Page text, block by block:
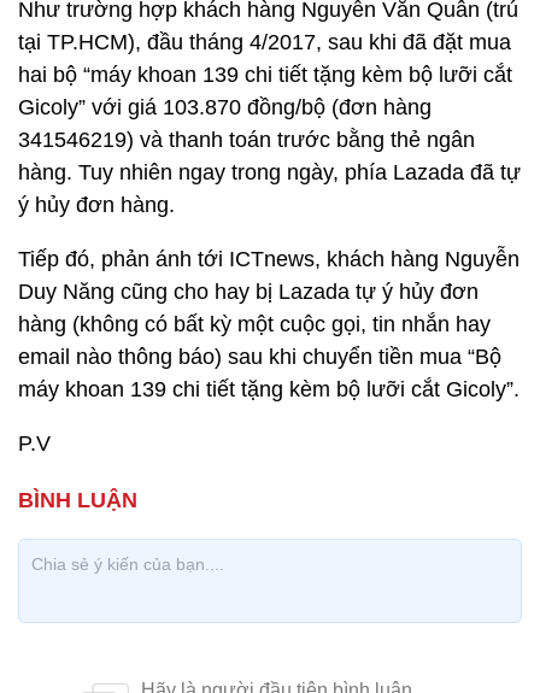
Như trường hợp khách hàng Nguyễn Văn Quân (trú
tại TP.HCM), đầu tháng 4/2017, sau khi đã đặt mua
hai bộ “máy khoan 139 chi tiết tặng kèm bộ lưỡi cắt
Gicoly” với giá 103.870 đồng/bộ (đơn hàng
341546219) và thanh toán trước bằng thẻ ngân
hàng. Tuy nhiên ngay trong ngày, phía Lazada đã tự
ý hủy đơn hàng.
Tiếp đó, phản ánh tới ICTnews, khách hàng Nguyễn
Duy Năng cũng cho hay bị Lazada tự ý hủy đơn
hàng (không có bất kỳ một cuộc gọi, tin nhắn hay
email nào thông báo) sau khi chuyển tiền mua “Bộ
máy khoan 139 chi tiết tặng kèm bộ lưỡi cắt Gicoly”.
P.V